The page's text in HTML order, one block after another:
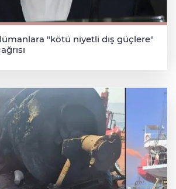
"kötü niyetli dış güçlere"